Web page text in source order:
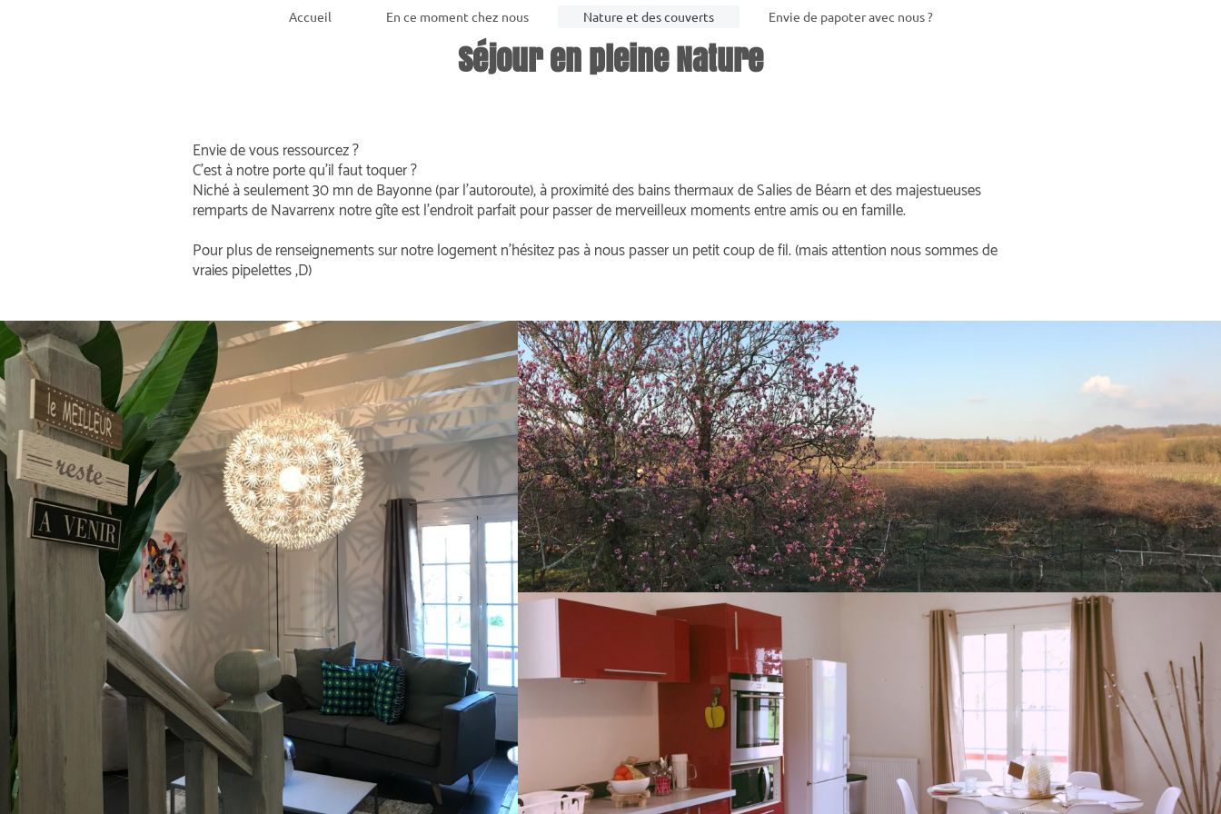
Accueil En ce moment chez nous Nature et des couverts Envie de papoter avec nous ?
Séjour en pleine Nature
Envie de vous ressourcez ?
C’est à notre porte qu’il faut toquer ?
Niché à seulement 30 mn de Bayonne (par l’autoroute), à proximité des bains thermaux de Salies de Béarn et des majestueuses
remparts de Navarrenx notre gîte est l’endroit parfait pour passer de merveilleux moments entre amis ou en famille.
Pour plus de renseignements sur notre logement n’hésitez pas à nous passer un petit coup de fil. (mais attention nous sommes de
vraies pipelettes ;D)